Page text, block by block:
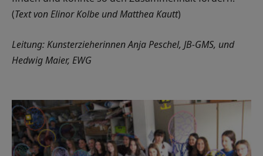
(Text von Elinor Kolbe und Matthea Kautt)
Leitung: Kunsterzieherinnen Anja Peschel, JB-GMS, und
Hedwig Maier, EWG